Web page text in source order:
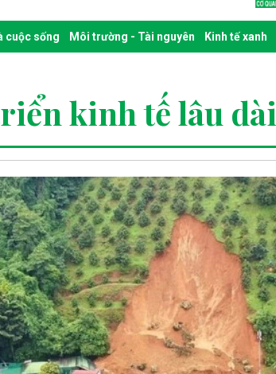
cuộc sống Môi trường - Tài nguyên Kinh tế xanh
kinh tế lâu dài